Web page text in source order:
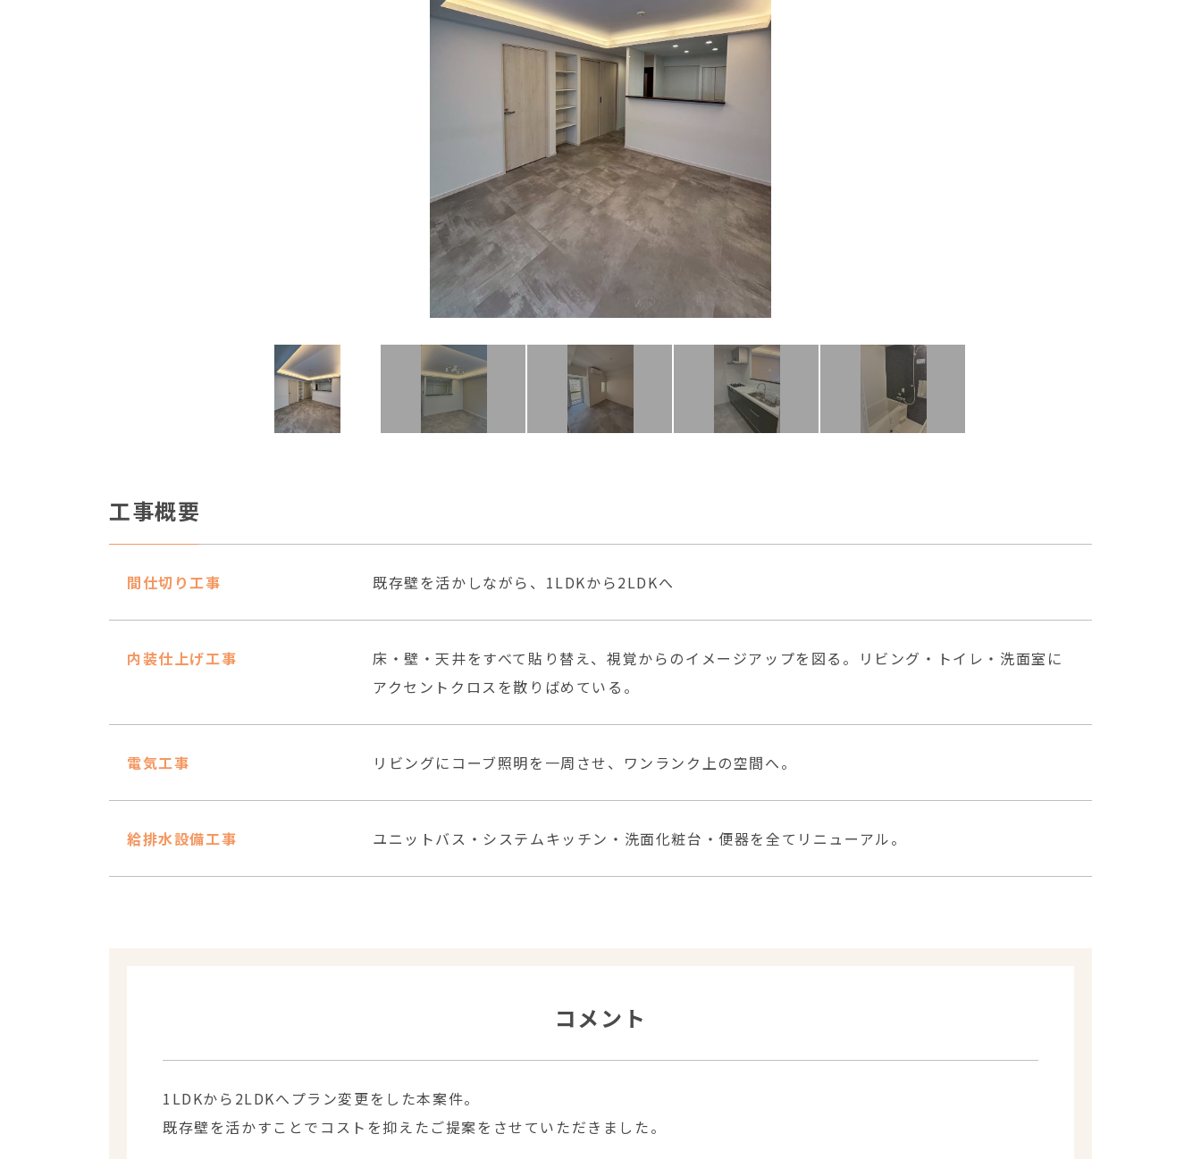
工事概要
間仕切り工事 既存壁を活かしながら、1LDKから2LDKへ
内装仕上げ工事
床・壁・天井をすべて貼り替え、視覚からのイメージアップを図る。リビング・トイレ・洗面室に
アクセントクロスを散りばめている。
電気工事 リビングにコーブ照明を一周させ、ワンランク上の空間へ。
給排水設備工事 ユニットバス・システムキッチン・洗面化粧台・便器を全てリニューアル。
コメント
1LDKから2LDKへプラン変更をした本案件。
既存壁を活かすことでコストを抑えたご提案をさせていただきました。